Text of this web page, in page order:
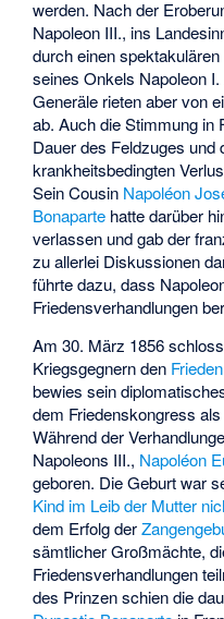
werden. Nach der
Napoleon III., ins
durch einen
seines Onkels Napoleon
Generäle rieten aber von
ab. Auch die Stimmung in
Dauer des Feldzuges und
krankheitsbedingten
Sein Cousin Napoléon
Bonaparte hatte darüber
verlassen und gab der
zu allerlei Diskussionen
führte dazu, dass
Friedensverhandlungen
Am 30. März 1856
Kriegsgegnern den
bewies sein
dem Friedenskongress
Während der
Napoleons III., Napoléon
geboren. Die Geburt war
Kind im Leib der Mutter
dem Erfolg der
sämtlicher Großmächte,
Friedensverhandlungen
des Prinzen schien die